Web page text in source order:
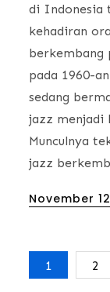
di Indonesia
kehadiran
berkembang
pada 1960-
sedang
jazz menjadi
Munculnya
jazz
Posted
November
1 2